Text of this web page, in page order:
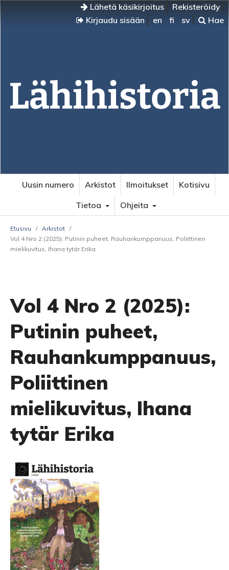
Lähetä käsikirjoitus
Rekisteröidy
Kirjaudu sisään
en fi sv Hae
Uusin numero Arkistot Ilmoitukset
Kotisivu
Tietoa
Ohjeita
Etusivu / Arkistot /
Vol 4 Nro 2 (2025): Putinin puheet, Rauhankumppanuus, Poliittinen
mielikuvitus, Ihana tytär Erika
Vol 4 Nro 2 (2025):
Putinin puheet,
Rauhankumppanuus,
Poliittinen
mielikuvitus, Ihana
tytär Erika